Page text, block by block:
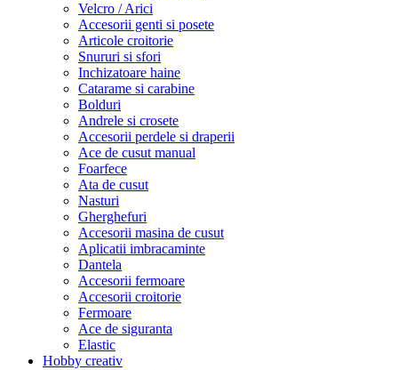
Velcro / Arici
Accesorii genti si posete
Articole croitorie
Snururi si sfori
Inchizatoare haine
Catarame si carabine
Bolduri
Andrele si crosete
Accesorii perdele si draperii
Ace de cusut manual
Foarfece
Ata de cusut
Nasturi
Gherghefuri
Accesorii masina de cusut
Aplicatii imbracaminte
Dantela
Accesorii fermoare
Accesorii croitorie
Fermoare
Ace de siguranta
Elastic
Hobby creativ